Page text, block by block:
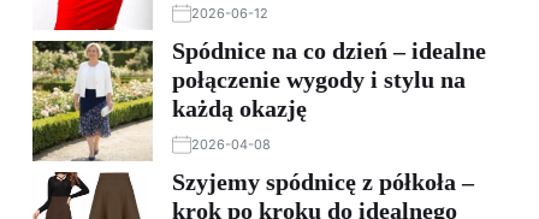
2026-06-12
Spódnice na co dzień – idealne
połączenie wygody i stylu na
każdą okazję
2026-04-08
Szyjemy spódnicę z półkoła –
krok po kroku do idealnego